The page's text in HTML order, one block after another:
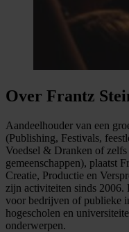
Over Frantz
Aandeelhouder van een
(Publishing, Festivals,
Voedsel & Dranken of
gemeenschappen), plaatst
Creatie, Productie en
zijn activiteiten sinds
voor bedrijven of publieke
hogescholen en
onderwerpen.